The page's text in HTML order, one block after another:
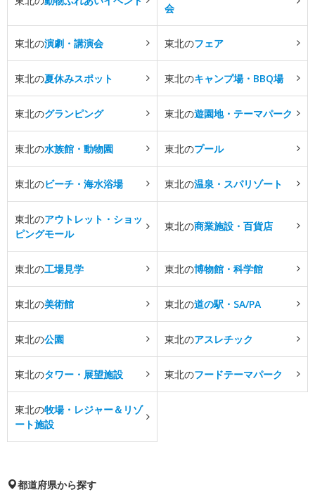
会
東北の演劇・講演会 東北のフェア
東北の夏休みスポット 東北のキャンプ場・BBQ場
東北のグランピング 東北の遊園地・テーマパーク
東北の水族館・動物園 東北のプール
東北のビーチ・海水浴場 東北の温泉・スパリゾート
東北のアウトレット・ショッ
ピングモール
東北の商業施設・百貨店
東北の工場見学 東北の博物館・科学館
東北の美術館 東北の道の駅・SA/PA
東北の公園 東北のアスレチック
東北のタワー・展望施設 東北のフードテーマパーク
東北の牧場・レジャー＆リゾ
ート施設
都道府県から探す